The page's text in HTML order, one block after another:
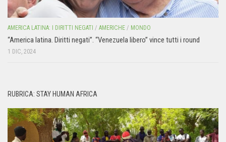
AMERICA LATINA: I DIRITTI NEGATI / AMERICHE / MONDO
“America latina. Diritti negati”. “Venezuela libero” vince tutti i round
1 DIC, 2024
RUBRICA: STAY HUMAN AFRICA